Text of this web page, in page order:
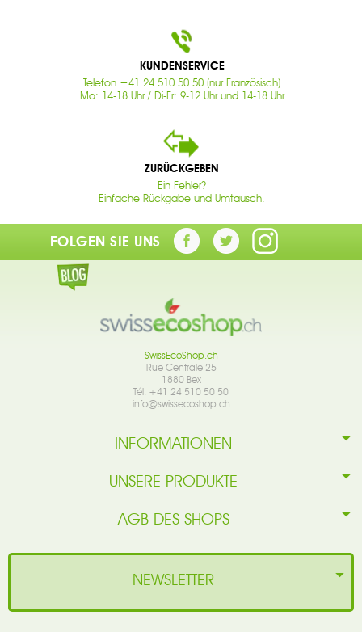
KUNDENSERVICE
Telefon +41 24 510 50 50 (nur Französisch)
Mo: 14-18 Uhr / Di-Fr: 9-12 Uhr und 14-18 Uhr
ZURÜCKGEBEN
Ein Fehler?
Einfache Rückgabe und Umtausch.
FOLGEN SIE UNS
SwissEcoShop.ch
Rue Centrale 25
1880 Bex
Tél. +41 24 510 50 50
info@swissecoshop.ch
INFORMATIONEN
UNSERE PRODUKTE
AGB DES SHOPS
NEWSLETTER